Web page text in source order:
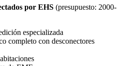
por EHS (presupuesto: 2000-
especializada
completo con desconectores